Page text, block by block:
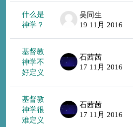
什么是
神学？
吴同生
19 11月 2016
基督教
神学不
好定义
石茜茜
17 11月 2016
基督教
神学很
难定义
石茜茜
17 11月 2016